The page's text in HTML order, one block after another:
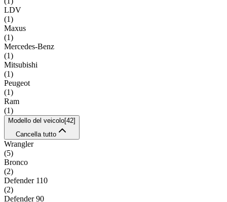
LDV
(1)
Maxus
(1)
Mercedes-Benz
(1)
Mitsubishi
(1)
Peugeot
(1)
Ram
(1)
Modello del veicolo[42]
Cancella tutto
Wrangler
(5)
Bronco
(2)
Defender 110
(2)
Defender 90